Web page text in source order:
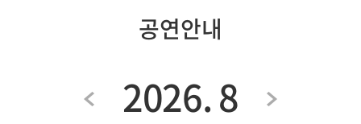
공연안내
2026. 8